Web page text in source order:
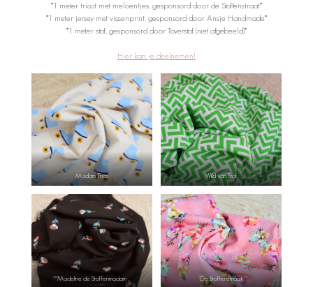
*1 meter tricot met meloentjes, gesponsord door de Stoffenstraat*
*1 meter jersey met vissenprint, gesponsord door Ansje Handmade*
*1 meter stof, gesponsord door Toverstof (niet afgebeeld)*
Hier kan je deelnemen!
Madam Trico Wild van Stof
Madeline de Stoffenmadam De Stoffenstraat